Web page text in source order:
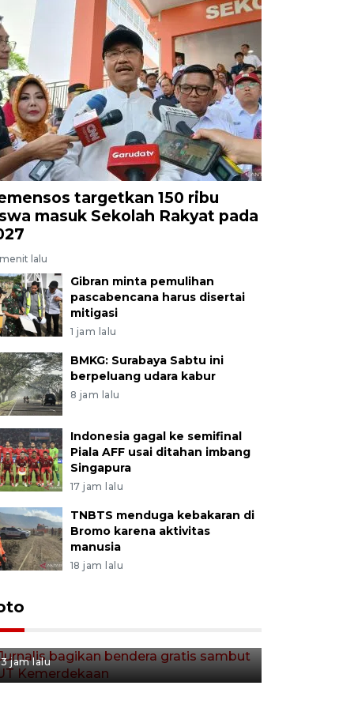
targetkan 150 ribu
masuk Sekolah Rakyat pada
lalu
Gibran minta pemulihan
pascabencana harus disertai
mitigasi
1 jam lalu
BMKG: Surabaya Sabtu ini
berpeluang udara kabur
8 jam lalu
Indonesia gagal ke semifinal
Piala AFF usai ditahan imbang
Singapura
17 jam lalu
TNBTS menduga kebakaran di
Bromo karena aktivitas
manusia
18 jam lalu
Jurnalis bagikan bendera
gratis sambut HUT
3 jam lalu